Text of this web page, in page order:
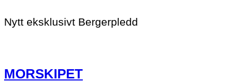
Nytt eksklusivt Bergerpledd
MORSKIPET